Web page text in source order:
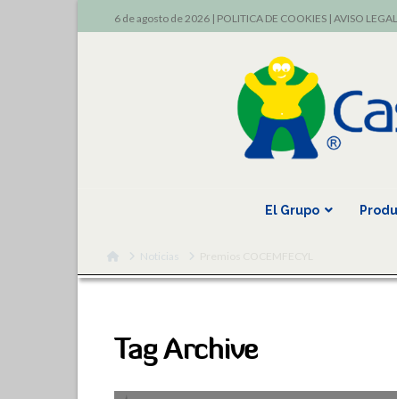
6 de agosto de 2026 | POLITICA DE COOKIES| AVISO LEGAL
El Grupo
HomeNoticias
Tag Archive